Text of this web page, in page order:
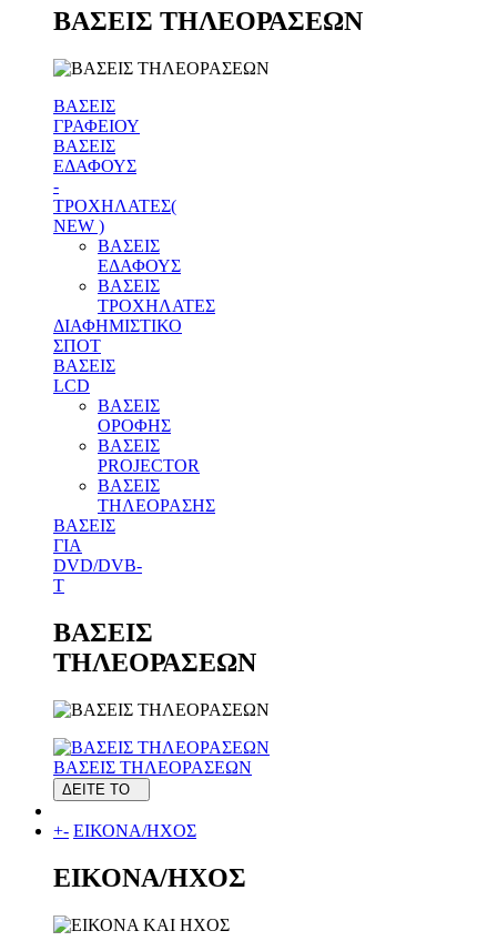
ΒΑΣΕΙΣ ΤΗΛΕΟΡΑΣΕΩΝ
ΒΑΣΕΙΣ
ΓΡΑΦΕΙΟΥ
ΒΑΣΕΙΣ
ΕΔΑΦΟΥΣ
-
ΤΡΟΧΗΛΑΤΕΣ(
NEW )
ΒΑΣΕΙΣ
ΕΔΑΦΟΥΣ
ΒΑΣΕΙΣ
ΤΡΟΧΗΛΑΤΕΣ
ΔΙΑΦΗΜΙΣΤΙΚΟ
ΣΠΟΤ
ΒΑΣΕΙΣ
LCD
ΒΑΣΕΙΣ
ΟΡΟΦΗΣ
ΒΑΣΕΙΣ
PROJECTOR
ΒΑΣΕΙΣ
ΤΗΛΕΟΡΑΣΗΣ
ΒΑΣΕΙΣ
ΓΙΑ
DVD/DVB-
T
ΒΑΣΕΙΣ
ΤΗΛΕΟΡΑΣΕΩΝ
ΒΑΣΕΙΣ ΤΗΛΕΟΡΑΣΕΩΝ
ΔΕΙΤΕ ΤΟ
+- ΕΙΚΟΝΑ/ΗΧΟΣ
ΕΙΚΟΝΑ/ΗΧΟΣ